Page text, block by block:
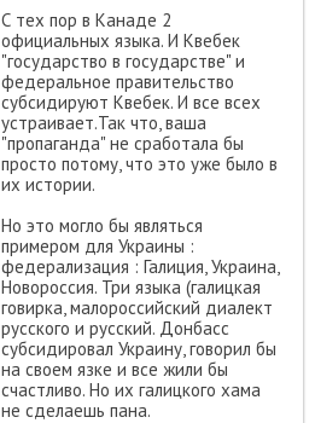
С тех пор в Канаде 2
официальных языка. И Квебек
"государство в государстве" и
федеральное правительство
субсидируют Квебек. И все всех
устраивает.Так что, ваша
"пропаганда" не сработала бы
просто потому, что это уже было в
их истории.
Но это могло бы являться
примером для Украины :
федерализация : Галиция, Украина,
Новороссия. Три языка (галицкая
говирка, малороссийский диалект
русского и русский. Донбасс
субсидировал Украину, говорил бы
на своем язке и все жили бы
счастливо. Но их галицкого хама
не сделаешь пана.